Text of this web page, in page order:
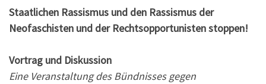
Staatlichen Rassismus und den Rassismus der
Neofaschisten und der Rechtsopportunisten stoppen!
Vortrag und Diskussion
Eine Veranstaltung des Bündnisses gegen